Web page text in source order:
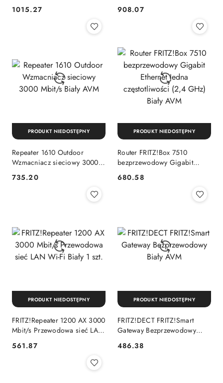
GHz/5 GHz) Biały AVM
Cena:
1015.27 Cena:
908.07
Repeater 1610 Outdoor
Wzmacniacz sieciowy 3000
Cena:
735.20
PRODUKT NIEDOSTĘPNY
Router FRITZ!Box 7510
bezprzewodowy Gigabit
(2,4 GHz) Biały AVM
Cena:
680.58
PRODUKT NIEDOSTĘPNY
FRITZ!Repeater 1200 AX 3000
Mbit/s Przewodowa sieć LAN
Cena:
561.87
PRODUKT NIEDOSTĘPNY
FRITZ!DECT FRITZ!Smart
Gateway Bezprzewodowy
Cena:
486.38
PRODUKT NIEDOSTĘPNY